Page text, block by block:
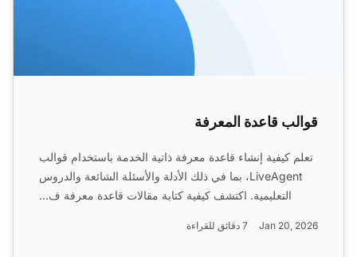
قوالب قاعدة المعرفة
تعلم كيفية إنشاء قاعدة معرفة ذاتية الخدمة باستخدام قوالب
LiveAgent، بما في ذلك الأدلة والأسئلة الشائعة والدروس
التعليمية. اكتشف كيفية كتابة مقالات قاعدة معرفة ف...
Jan 20, 2026 7 دقائق للقراءة